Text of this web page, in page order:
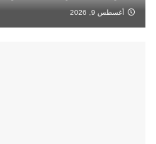
أغسطس 9, 2026